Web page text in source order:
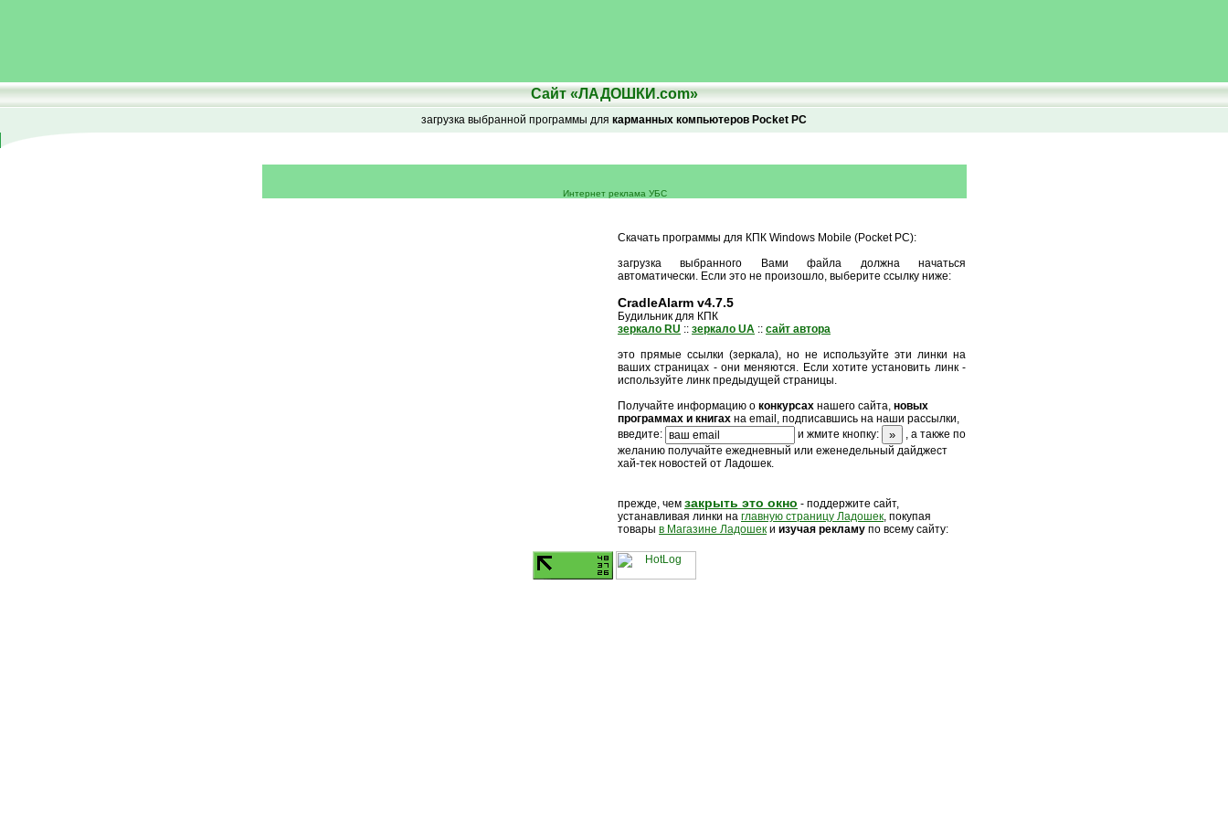
Сайт «ЛАДОШКИ.com»
загрузка выбранной программы для карманных компьютеров Pocket PC
Интернет реклама УБС
Скачать программы для КПК Windows Mobile (Pocket PC):
загрузка выбранного Вами файла должна начаться
автоматически. Если это не произошло, выберите ссылку ниже:
CradleAlarm v4.7.5
Будильник для КПК
зеркало RU :: зеркало UA :: сайт автора
это прямые ссылки (зеркала), но не используйте эти линки на
ваших страницах - они меняются. Если хотите установить линк -
используйте линк предыдущей страницы.
Получайте информацию о конкурсах нашего сайта, новых
программах и книгах на email, подписавшись на наши рассылки,
введите:
и жмите кнопку:
, а также по
желанию получайте ежедневный или еженедельный дайджест
хай-тек новостей от Ладошек.
прежде, чем закрыть это окно - поддержите сайт,
устанавливая линки на главную страницу Ладошек, покупая
товары в Магазине Ладошек и изучая рекламу по всему сайту: